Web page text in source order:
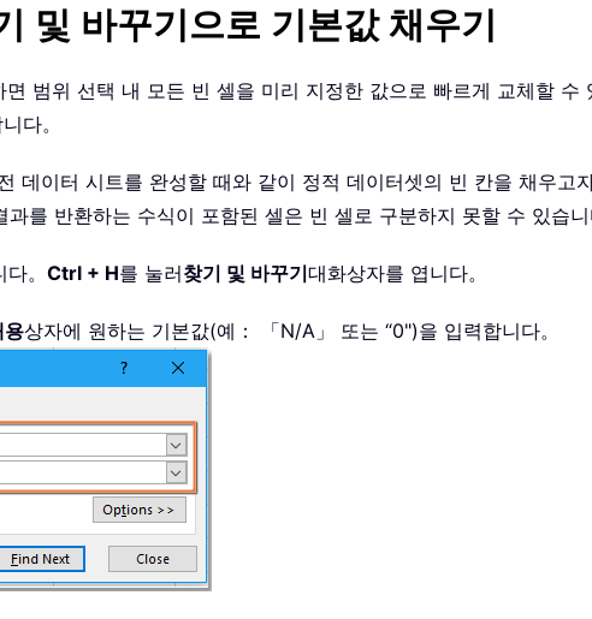
및 바꾸기으로 기본값 채우기
범위 선택 내 모든 빈 셀을 미리 지정한 값으로 빠르게 교체할
다。
데이터 시트를 완성할 때와 같이 정적 데이터셋의 빈 칸을 채우
를 반환하는 수식이 포함된 셀은 빈 셀로 구분하지 못할 수 있습니
。 Ctrl + H를 눌러찾기 및 바꾸기대화상자를 엽니다。
용상자에 원하는 기본값(예： 「N/A」 또는 “0")을 입력합니다。